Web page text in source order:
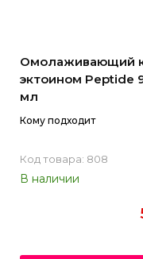
Омолаживающий
эктоином Peptide
мл
Кому подходит
Код товара: 808
В наличии